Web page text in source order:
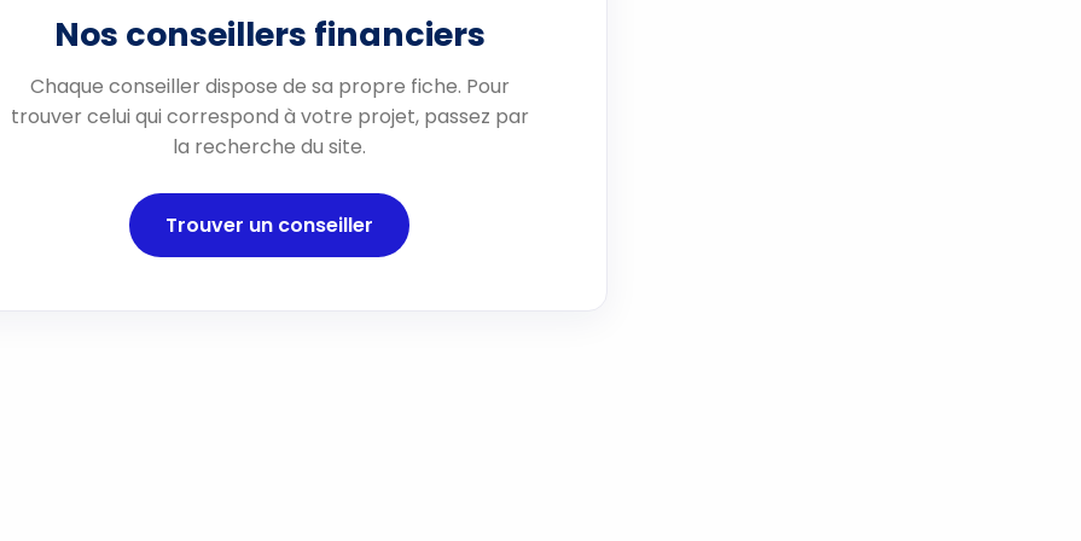
Nos conseillers financiers
Chaque conseiller dispose de sa propre fiche. Pour
trouver celui qui correspond à votre projet, passez par
la recherche du site.
Trouver un conseiller